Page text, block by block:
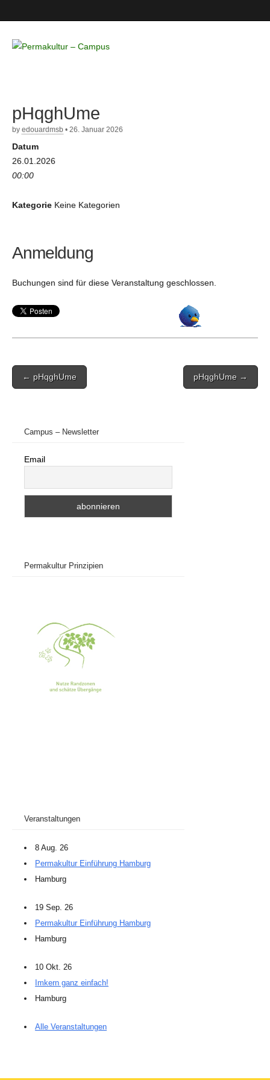
– Campus
pHqghUme
by edouardmsb • 26. Januar 2026
Datum
26.01.2026
00:00
Kategorie Keine Kategorien
Anmeldung
Buchungen sind für diese Veranstaltung geschlossen.
Post
navigation
← pHqghUme pHqghUme →
Campus – Newsletter
Email
Permakultur Prinzipien
Veranstaltungen
8 Aug. 26
Permakultur Einführung Hamburg
Hamburg
19 Sep. 26
Permakultur Einführung Hamburg
Hamburg
10 Okt. 26
Imkern ganz einfach!
Hamburg
Alle Veranstaltungen